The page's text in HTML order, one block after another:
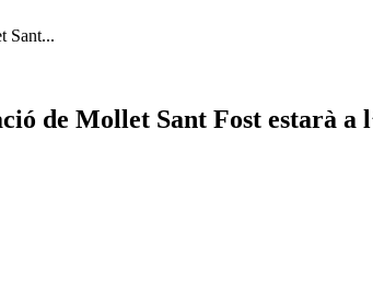
Sant...
de Mollet Sant Fost estarà